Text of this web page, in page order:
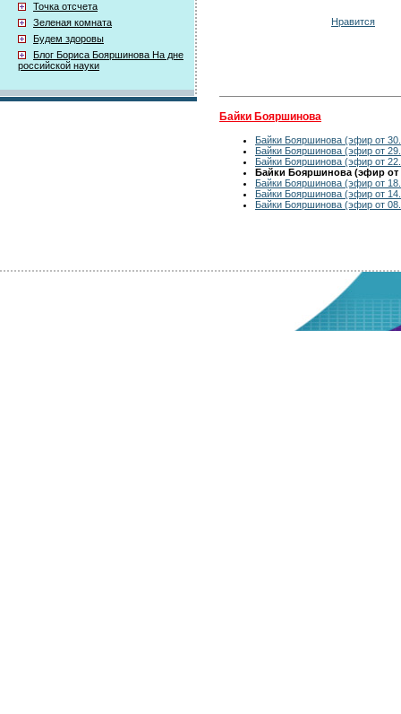
Точка отсчета
Зеленая комната
Будем здоровы
Блог Бориса Бояршинова На дне
российской науки
Нравится
Байки Бояршинова
Байки Бояршинова (эфир от
Байки Бояршинова (эфир от
Байки Бояршинова (эфир от
Байки Бояршинова (эфир от
Байки Бояршинова (эфир от
Байки Бояршинова (эфир от
Байки Бояршинова (эфир от